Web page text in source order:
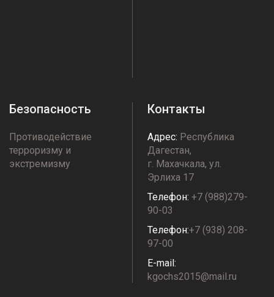
Безопасность
Противодействие
терроризму и
экстремизму
Контакты
Адрес: Республика
Дагестан,
г. Махачкала, ул.
Эрлиха 17
Телефон: +7 (988)279-
90-03
Телефон:+7 (938) 208-
97-00
E-mail:
kgochs2015@mail.ru